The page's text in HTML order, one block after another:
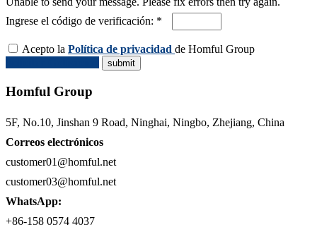
Ingrese el código de verificación: *
Acepto la Política de privacidad de Homful Group
Homful Group
5F, No.10, Jinshan 9 Road, Ninghai, Ningbo, Zhejiang, China
Correos electrónicos
customer01@homful.net
customer03@homful.net
WhatsApp:
+86-158 0574 4037